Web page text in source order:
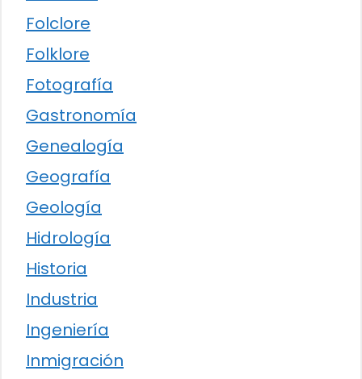
Folclore
Folklore
Fotografía
Gastronomía
Genealogía
Geografía
Geología
Hidrología
Historia
Industria
Ingeniería
Inmigración